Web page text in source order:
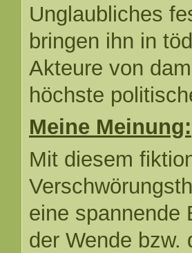
Unglaubliches
bringen ihn in
Akteure von
höchste
Meine Meinung:
Mit diesem
eine spannende
der Wende bzw.